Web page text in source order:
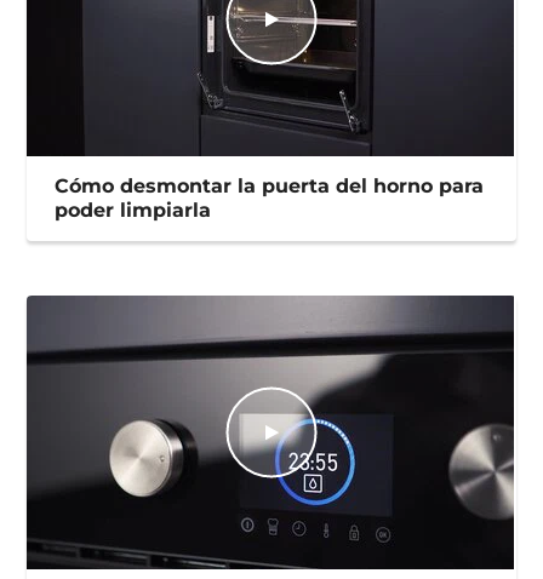
Cómo desmontar la puerta del horno para
poder limpiarla